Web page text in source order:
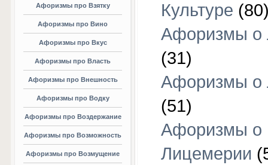
Афоризмы про Взятку
Афоризмы про Вино
Афоризмы про Вкус
Афоризмы про Власть
Афоризмы про Внешность
Афоризмы про Водку
Афоризмы про Воздержание
Афоризмы про Возможность
Афоризмы про Возмущение
Культуре
Афоризмы о
(31)
Афоризмы о
(51)
Афоризмы о
Лицемерии